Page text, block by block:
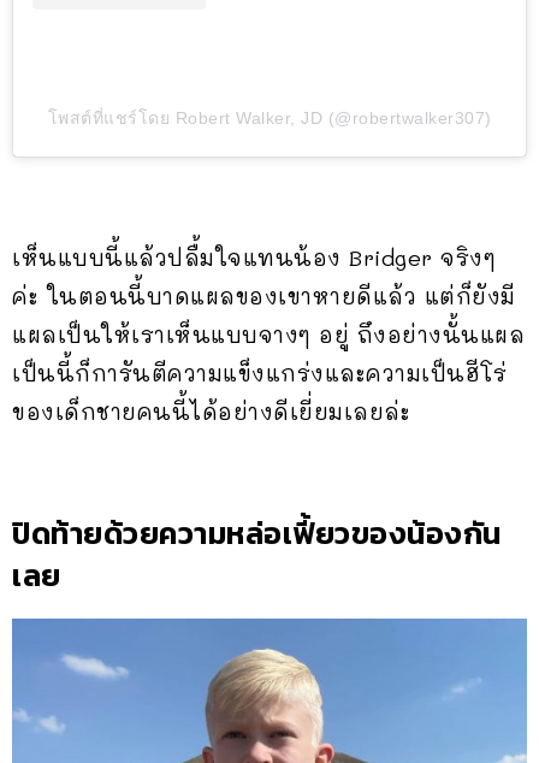
โพสต์ที่แชร์โดย Robert Walker, JD (@robertwalker307)
เห็นแบบนี้แล้วปลื้มใจแทนน้อง Bridger จริงๆ
ค่ะ ในตอนนี้บาดแผลของเขาหายดีแล้ว แต่ก็ยังมี
แผลเป็นให้เราเห็นแบบจางๆ อยู่ ถึงอย่างนั้นแผล
เป็นนี้ก็การันตีความแข็งแกร่งและความเป็นฮีโร่
ของเด็กชายคนนี้ได้อย่างดีเยี่ยมเลยล่ะ
ปิดท้ายด้วยความหล่อเฟี้ยวของน้องกัน
เลย